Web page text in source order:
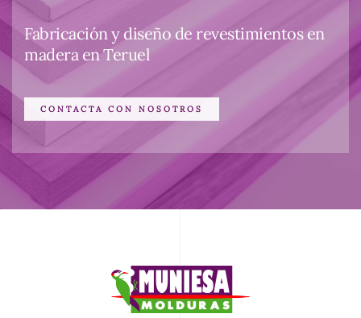
Fabricación y diseño de revestimientos en
madera en Teruel
CONTACTA CON NOSOTROS